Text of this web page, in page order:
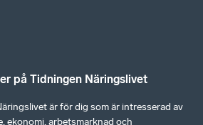
på Tidningen Näringslivet
är för dig som är intresserad av
ekonomi, arbetsmarknad och